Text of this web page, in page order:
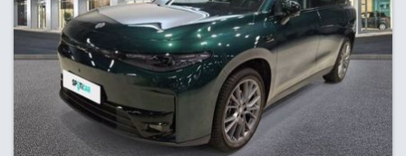
aceptar la
cookies,
a nuestro
te
que solo se
que